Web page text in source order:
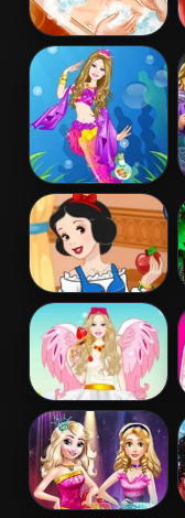
Barbie Beauty
Bath
Barbie
Mermaid
Princess
Snow White
Patchwork
Dress
Barbie Love
Dress Up